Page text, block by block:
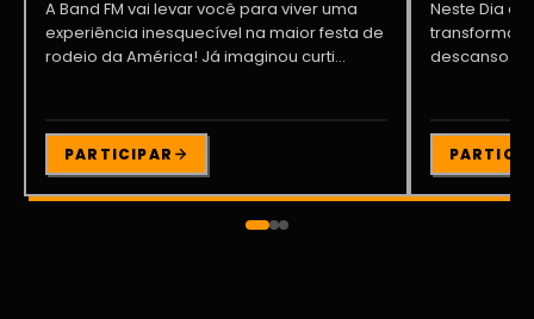
A Band FM vai levar você para viver uma
experiência inesquecível na maior festa de
rodeio da América! Já imaginou curti...
PARTICIPAR
Neste Dia
transformar
descanso